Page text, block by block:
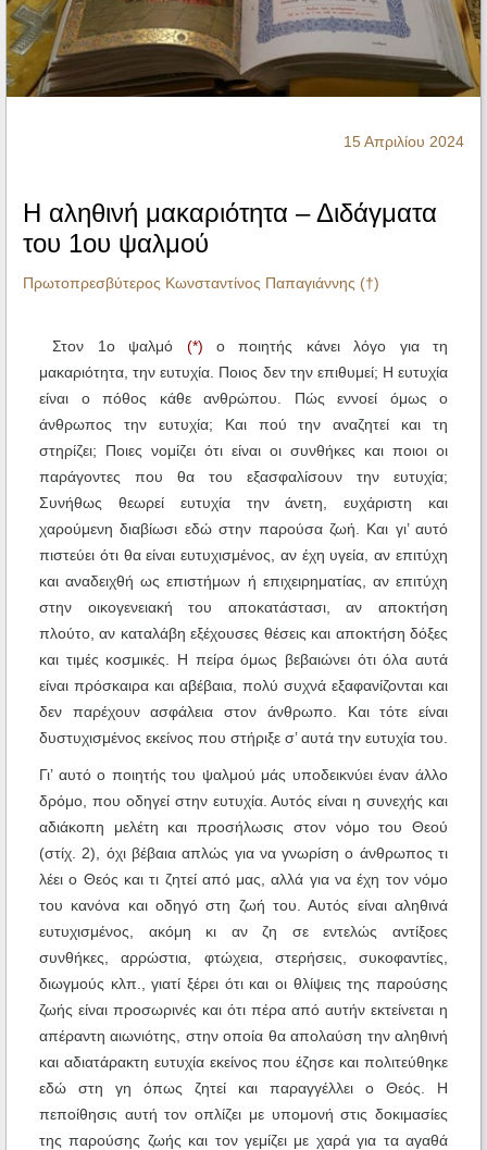
Ηχητικά
15 Απριλίου 2024
Η αληθινή μακαριότητα – Διδάγματα
του 1ου ψαλμού
Πρωτοπρεσβύτερος Κωνσταντίνος Παπαγιάννης (†)
Στον 1ο ψαλμό (*) ο ποιητής κάνει λόγο για τη
μακαριότητα, την ευτυχία. Ποιος δεν την επιθυμεί; Η ευτυχία
είναι ο πόθος κάθε ανθρώπου. Πώς εννοεί όμως ο
άνθρωπος την ευτυχία; Και πού την αναζητεί και τη
στηρίζει; Ποιες νομίζει ότι είναι οι συνθήκες και ποιοι οι
παράγοντες που θα του εξασφαλίσουν την ευτυχία;
Συνήθως θεωρεί ευτυχία την άνετη, ευχάριστη και
χαρούμενη διαβίωσι εδώ στην παρούσα ζωή. Και γι’ αυτό
πιστεύει ότι θα είναι ευτυχισμένος, αν έχη υγεία, αν επιτύχη
και αναδειχθή ως επιστήμων ή επιχειρηματίας, αν επιτύχη
στην οικογενειακή του αποκατάστασι, αν αποκτήση
πλούτο, αν καταλάβη εξέχουσες θέσεις και αποκτήση δόξες
και τιμές κοσμικές. Η πείρα όμως βεβαιώνει ότι όλα αυτά
είναι πρόσκαιρα και αβέβαια, πολύ συχνά εξαφανίζονται και
δεν παρέχουν ασφάλεια στον άνθρωπο. Και τότε είναι
δυστυχισμένος εκείνος που στήριξε σ’ αυτά την ευτυχία του.
Γι’ αυτό ο ποιητής του ψαλμού μάς υποδεικνύει έναν άλλο
δρόμο, που οδηγεί στην ευτυχία. Αυτός είναι η συνεχής και
αδιάκοπη μελέτη και προσήλωσις στον νόμο του Θεού
(στίχ. 2), όχι βέβαια απλώς για να γνωρίση ο άνθρωπος τι
λέει ο Θεός και τι ζητεί από μας, αλλά για να έχη τον νόμο
του κανόνα και οδηγό στη ζωή του. Αυτός είναι αληθινά
ευτυχισμένος, ακόμη κι αν ζη σε εντελώς αντίξοες
συνθήκες, αρρώστια, φτώχεια, στερήσεις, συκοφαντίες,
διωγμούς κλπ., γιατί ξέρει ότι και οι θλίψεις της παρούσης
ζωής είναι προσωρινές και ότι πέρα από αυτήν εκτείνεται η
απέραντη αιωνιότης, στην οποία θα απολαύση την αληθινή
και αδιατάρακτη ευτυχία εκείνος που έζησε και πολιτεύθηκε
εδώ στη γη όπως ζητεί και παραγγέλλει ο Θεός. Η
πεποίθησις αυτή τον οπλίζει με υπομονή στις δοκιμασίες
της παρούσης ζωής και τον γεμίζει με χαρά για τα αγαθά